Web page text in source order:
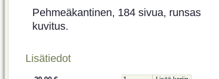
Pehmeäkantinen, 184 sivua, runsas
kuvitus.
Lisätiedot